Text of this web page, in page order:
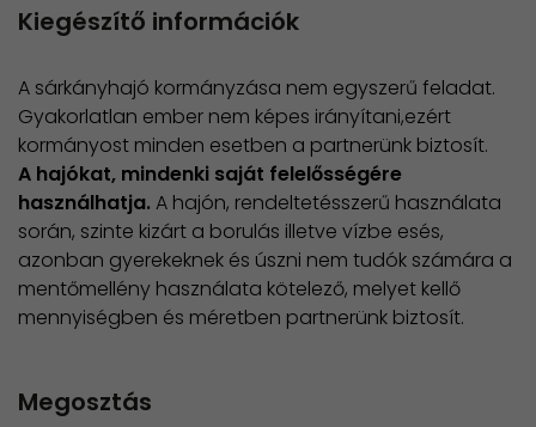
Kiegészítő információk
A sárkányhajó kormányzása nem egyszerű feladat.
Gyakorlatlan ember nem képes irányítani,ezért
kormányost minden esetben a partnerünk biztosít.
A hajókat, mindenki saját felelősségére
használhatja.A hajón, rendeltetésszerű használata
során, szinte kizárt a borulás illetve vízbe esés,
azonban gyerekeknek és úszni nem tudók számára a
mentőmellény használata kötelező, melyet kellő
mennyiségben és méretben partnerünk biztosít.
Megosztás